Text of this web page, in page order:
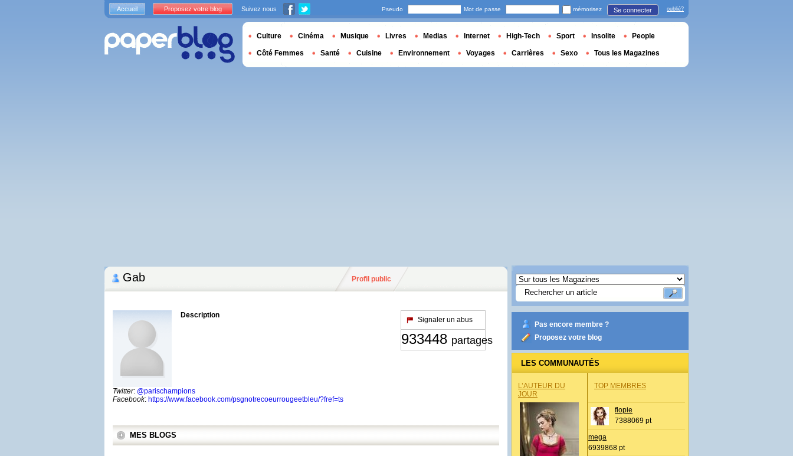
Gab Profil public
Description
Twitter: @parischampions
Facebook: https://www.facebook.com/psgnotrecoeurrougeetbleu/?fref=ts
Signaler un abus
933448 partages
MES BLOGS
Pas encore membre ?
Proposez votre blog
LES COMMUNAUTÉS
L’AUTEUR DU
JOUR
TOP MEMBRES
flopie
7388069 pt
mega
6939868 pt
Accueil Proposez votre blog Suivez nous Pseudo Mot de passe mémorisez Se connecter oublié?
Culture Cinéma Musique Livres Medias Internet High-Tech Sport Insolite People
Côté Femmes Santé Cuisine Environnement Voyages Carrières Sexo Tous les Magazines